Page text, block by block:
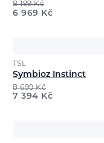
8 199Kč
6 969 Kč
TSL
Symbioz Instinct
8 699Kč
7 394 Kč